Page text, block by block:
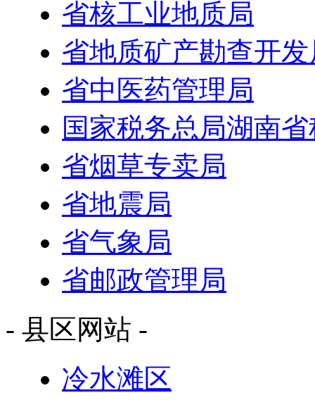
省核工业地质局
省地质矿产勘查开发
省中医药管理局
国家税务总局湖南
省烟草专卖局
省地震局
省气象局
省邮政管理局
- 县区网站 -
冷水滩区